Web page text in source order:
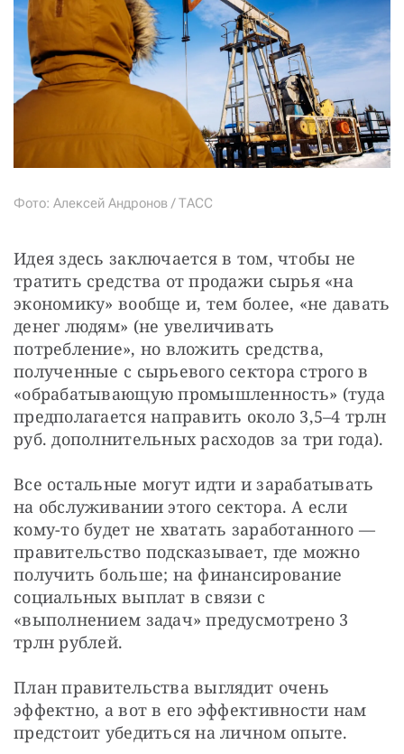
Фото: Алексей Андронов / ТАСС
Идея здесь заключается в том, чтобы не
тратить средства от продажи сырья «на
экономику» вообще и, тем более, «не давать
денег людям» (не увеличивать
потребление», но вложить средства,
полученные с сырьевого сектора строго в
«обрабатывающую промышленность» (туда
предполагается направить около 3,5–4 трлн
руб. дополнительных расходов за три года).
Все остальные могут идти и зарабатывать
на обслуживании этого сектора. А если
кому-то будет не хватать заработанного —
правительство подсказывает, где можно
получить больше; на финансирование
социальных выплат в связи с
«выполнением задач» предусмотрено 3
трлн рублей.
План правительства выглядит очень
эффектно, а вот в его эффективности нам
предстоит убедиться на личном опыте.